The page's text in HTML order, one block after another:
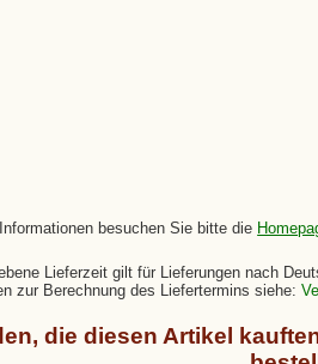
besuchen Sie bitte die
Lieferzeit gilt für Lieferungen nach
zur Berechnung des Liefertermins siehe:
die diesen Artikel